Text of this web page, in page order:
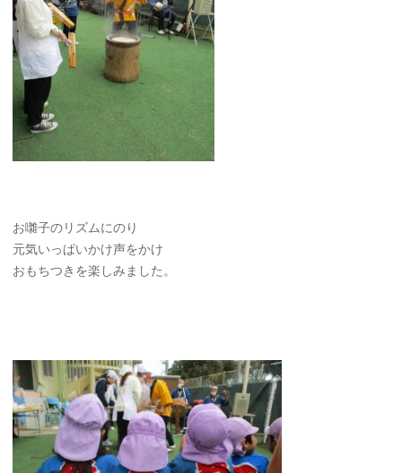
お囃子のリズムにのり
元気いっぱいかけ声をかけ
おもちつきを楽しみました。